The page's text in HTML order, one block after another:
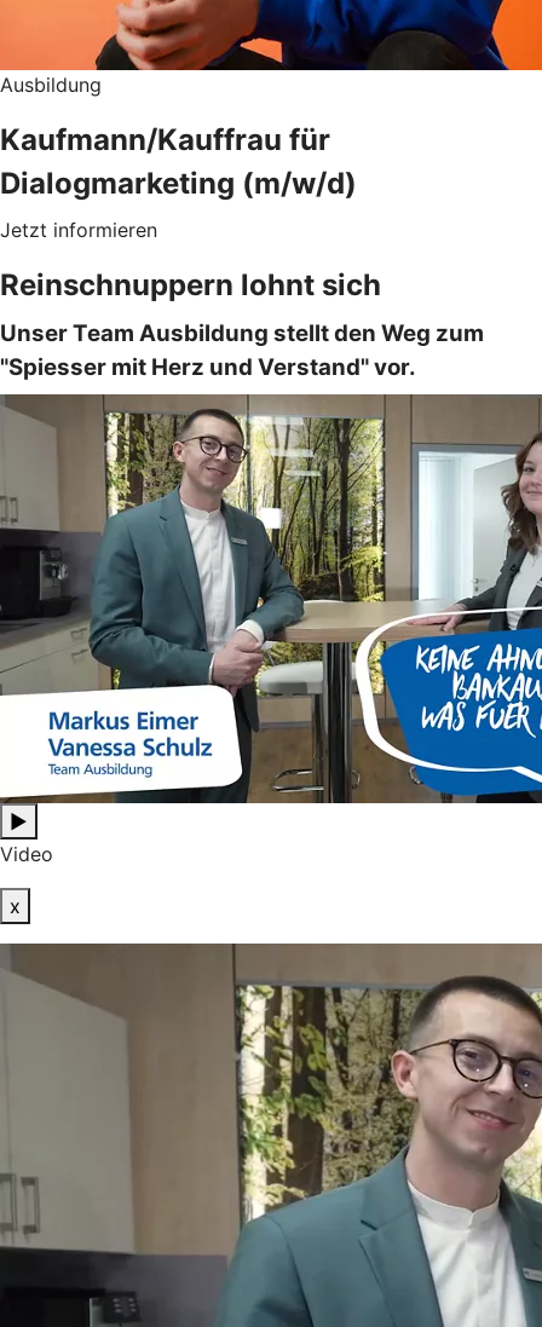
Ausbildung
Kaufmann/Kauffrau für
Dialogmarketing (m/w/d)
Jetzt informieren
Reinschnuppern lohnt sich
Unser Team Ausbildung stellt den Weg zum
"Spiesser mit Herz und Verstand" vor.
▶
Video
x